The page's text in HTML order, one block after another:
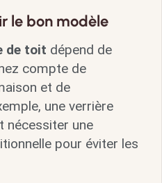
le bon modèle
de toit dépend de
compte de
et de
une verrière
nécessiter une
pour éviter les